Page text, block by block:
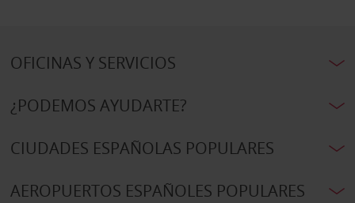
OFICINAS Y SERVICIOS
¿PODEMOS AYUDARTE?
CIUDADES ESPAÑOLAS POPULARES
AEROPUERTOS ESPAÑOLES POPULARES